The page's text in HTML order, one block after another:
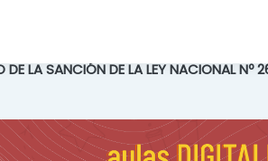
LA SANCIÓN DE LA LEY NACIONAL Nº